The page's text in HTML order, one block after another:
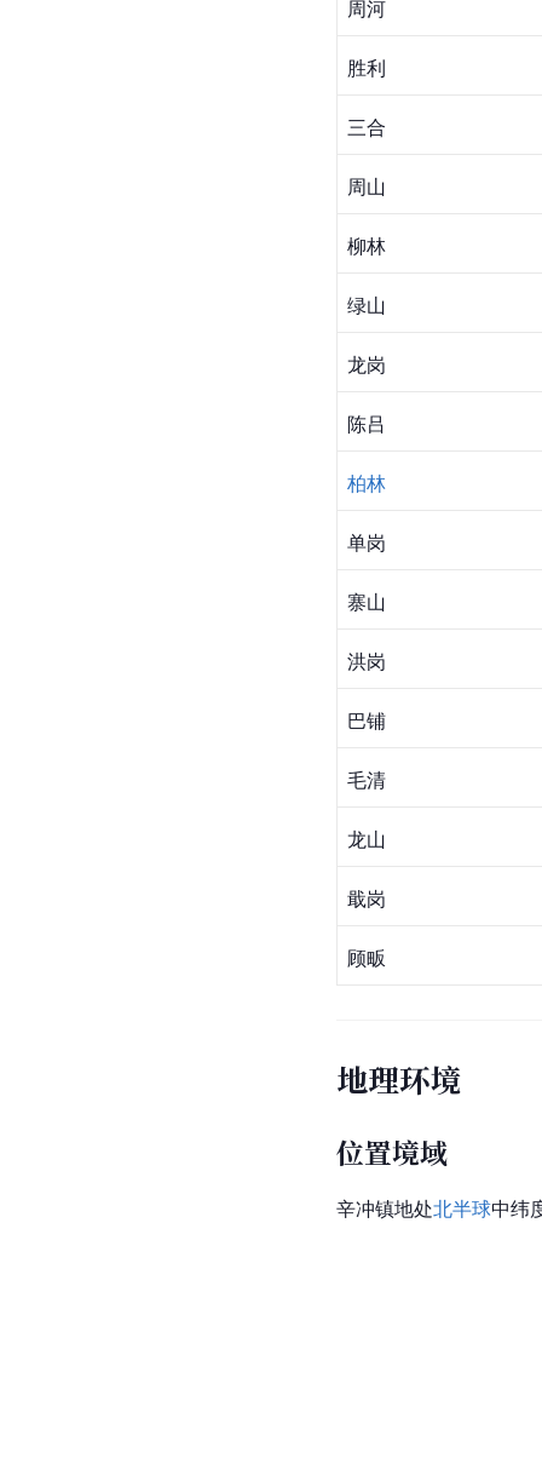
周河
胜利
三合
周山
柳林
绿山
龙岗
陈吕
柏林
单岗
寨山
洪岗
巴铺
毛清
龙山
戢岗
顾畈
地理环境
位置境域
辛冲镇地处北半球中纬